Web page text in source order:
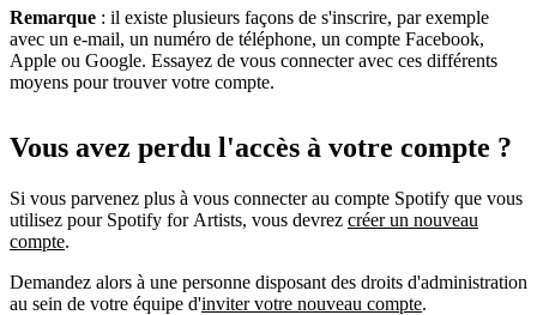
Remarque : il existe plusieurs façons de s'inscrire, par exemple
avec un e-mail, un numéro de téléphone, un compte Facebook,
Apple ou Google. Essayez de vous connecter avec ces différents
moyens pour trouver votre compte.
Vous avez perdu l'accès à votre compte ?
Si vous parvenez plus à vous connecter au compte Spotify que vous
utilisez pour Spotify for Artists, vous devrez créer un nouveau
compte.
Demandez alors à une personne disposant des droits d'administration
au sein de votre équipe d'inviter votre nouveau compte.